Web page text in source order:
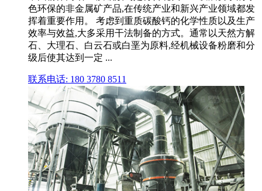
色环保的非金属矿产品,在传统产业和新兴产业领域都发
挥着重要作用。 考虑到重质碳酸钙的化学性质以及生产
效率与效益,大多采用干法制备的方式。通常以天然方解
石、大理石、白云石或白垩为原料,经机械设备粉磨和分
级后使其达到一定 ...
联系电话: 180 3780 8511